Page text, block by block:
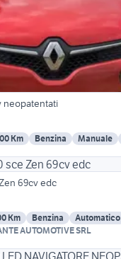
neopatentati
Km Benzina Manuale
69cv edc
Km Benzina Automatico
AUTOMOTIVE SRL